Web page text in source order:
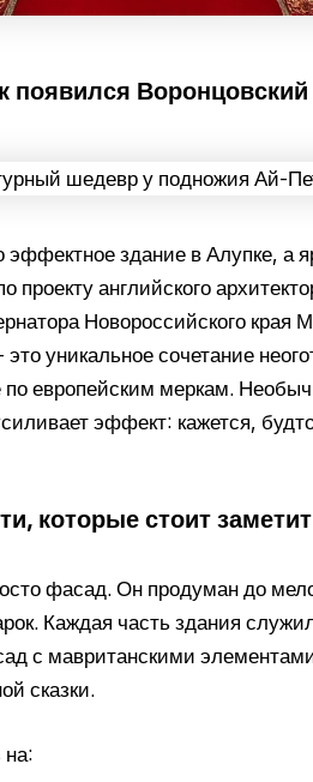
появился
здание в Алупке, а
проекту английского
Новороссийского
уникальное сочетание
европейским меркам.
эффект: кажется,
которые стоит
фасад. Он продуман до
Каждая часть здания
с мавританскими
сказки.
на: